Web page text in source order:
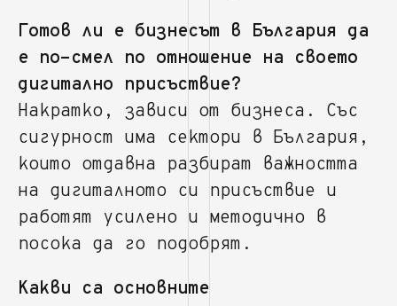
Готов ли е бизнесът в България да
е по-смел по отношение на своето
дигитално присъствие?
Накратко, зависи от бизнеса. Със
сигурност има сектори в България,
които отдавна разбират важността
на дигиталното си присъствие и
работят усилено и методично в
посока да го подобрят.
Какви са основните